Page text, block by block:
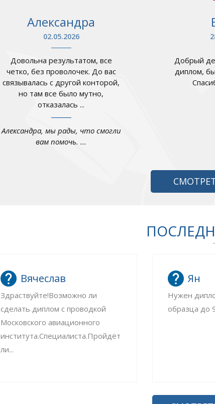
Александра
02.05.2026
Довольна результатом, все
четко, без проволочек. До вас
связывалась с другой конторой,
но там все было мутно,
отказалась ...
Александра, мы рады, что смогли
вам помочь. ...
Добрый
диплом,
Вячеслав
Здраствуйте!Возможно ли
сделать диплом с проводкой
Московского авиационного
института.Специалиста.Пройдёт
ли...
Ян
Нужен
образца до